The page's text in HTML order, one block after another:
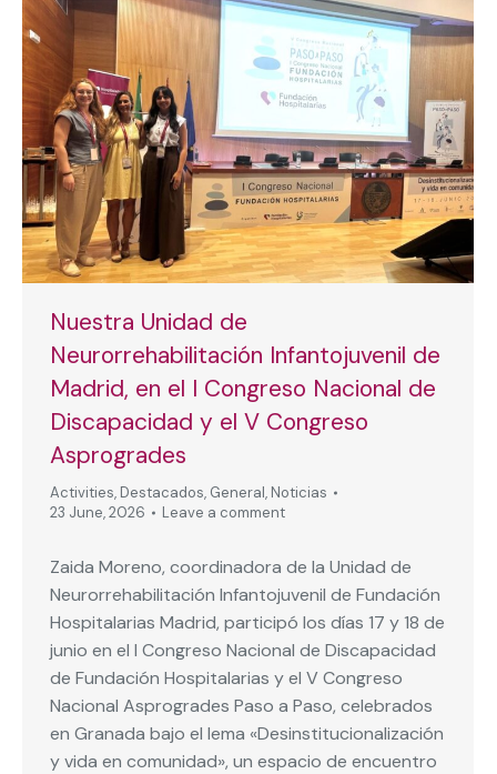
Nuestra Unidad de
Neurorrehabilitación Infantojuvenil de
Madrid, en el I Congreso Nacional de
Discapacidad y el V Congreso
Asprogrades
Activities, Destacados, General, Noticias
23 June, 2026
Leave a comment
Zaida Moreno, coordinadora de la Unidad de
Neurorrehabilitación Infantojuvenil de Fundación
Hospitalarias Madrid, participó los días 17 y 18 de
junio en el I Congreso Nacional de Discapacidad
de Fundación Hospitalarias y el V Congreso
Nacional Asprogrades Paso a Paso, celebrados
en Granada bajo el lema «Desinstitucionalización
y vida en comunidad», un espacio de encuentro